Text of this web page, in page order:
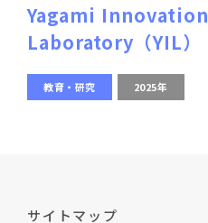
Yagami Innovation
Laboratory（YIL）
教育・研究 2025年
サイトマップ